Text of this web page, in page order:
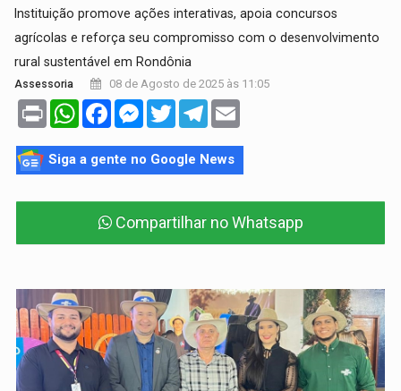
Instituição promove ações interativas, apoia concursos
agrícolas e reforça seu compromisso com o desenvolvimento
rural sustentável em Rondônia
Assessoria 08 de Agosto de 2025 às 11:05
Print WhatsAppFacebookMessenger
TwitterTelegram
Siga a gente no Google News
Compartilhar no Whatsapp